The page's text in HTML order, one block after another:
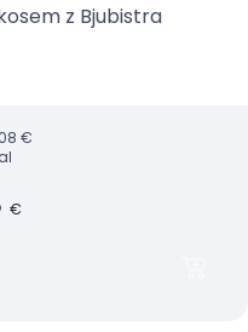
z Bjubistra
€
€